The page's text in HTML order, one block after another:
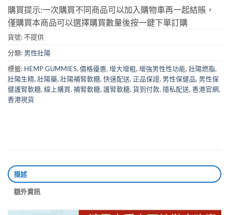
購買提示:一次購買不同商品可以加入購物車再一起結賬，
僅購買本商品可以選擇購買數量後按一鍵下單訂購
貨號:不提供
分類: 男性壯陽
標籤: HEMP GUMMIES, 價格優惠, 增大增粗, 增強男性性功能, 壯陽燃脂,
壯陽生精, 壯陽藥, 壯陽補腎軟糖, 快速配送, 正品保證, 男性保健品, 男性保
健護腎軟糖, 線上購買, 補腎軟糖, 護腎軟糖, 貨到付款, 隱私配送, 香港官網,
香港現貨
描述
額外資訊